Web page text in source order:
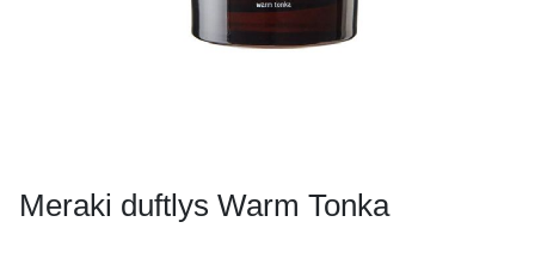
Meraki duftlys Warm Tonka